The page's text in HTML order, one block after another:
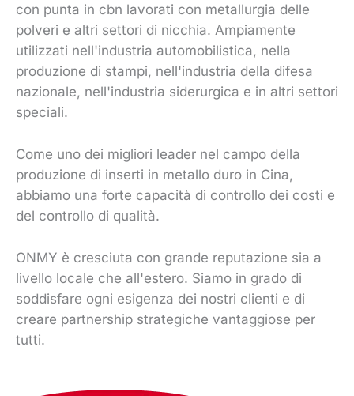
con punta in cbn lavorati con metallurgia delle
polveri e altri settori di nicchia. Ampiamente
utilizzati nell'industria automobilistica, nella
produzione di stampi, nell'industria della difesa
nazionale, nell'industria siderurgica e in altri settori
speciali.
Come uno dei migliori leader nel campo della
produzione di inserti in metallo duro in Cina,
abbiamo una forte capacità di controllo dei costi e
del controllo di qualità.
ONMY è cresciuta con grande reputazione sia a
livello locale che all'estero. Siamo in grado di
soddisfare ogni esigenza dei nostri clienti e di
creare partnership strategiche vantaggiose per
tutti.